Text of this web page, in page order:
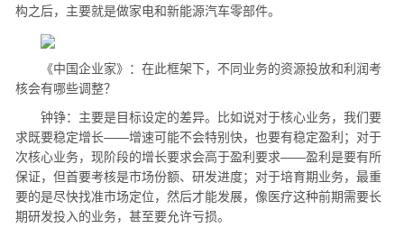
构之后，主要就是做家电和新能源汽车零部件。
《中国企业家》：在此框架下，不同业务的资源投放和利润考
核会有哪些调整？
钟铮：主要是目标设定的差异。比如说对于核心业务，我们要
求既要稳定增长——增速可能不会特别快，也要有稳定盈利；对于
次核心业务，现阶段的增长要求会高于盈利要求——盈利是要有所
保证，但首要考核是市场份额、研发进度；对于培育期业务，最重
要的是尽快找准市场定位，然后才能发展，像医疗这种前期需要长
期研发投入的业务，甚至要允许亏损。